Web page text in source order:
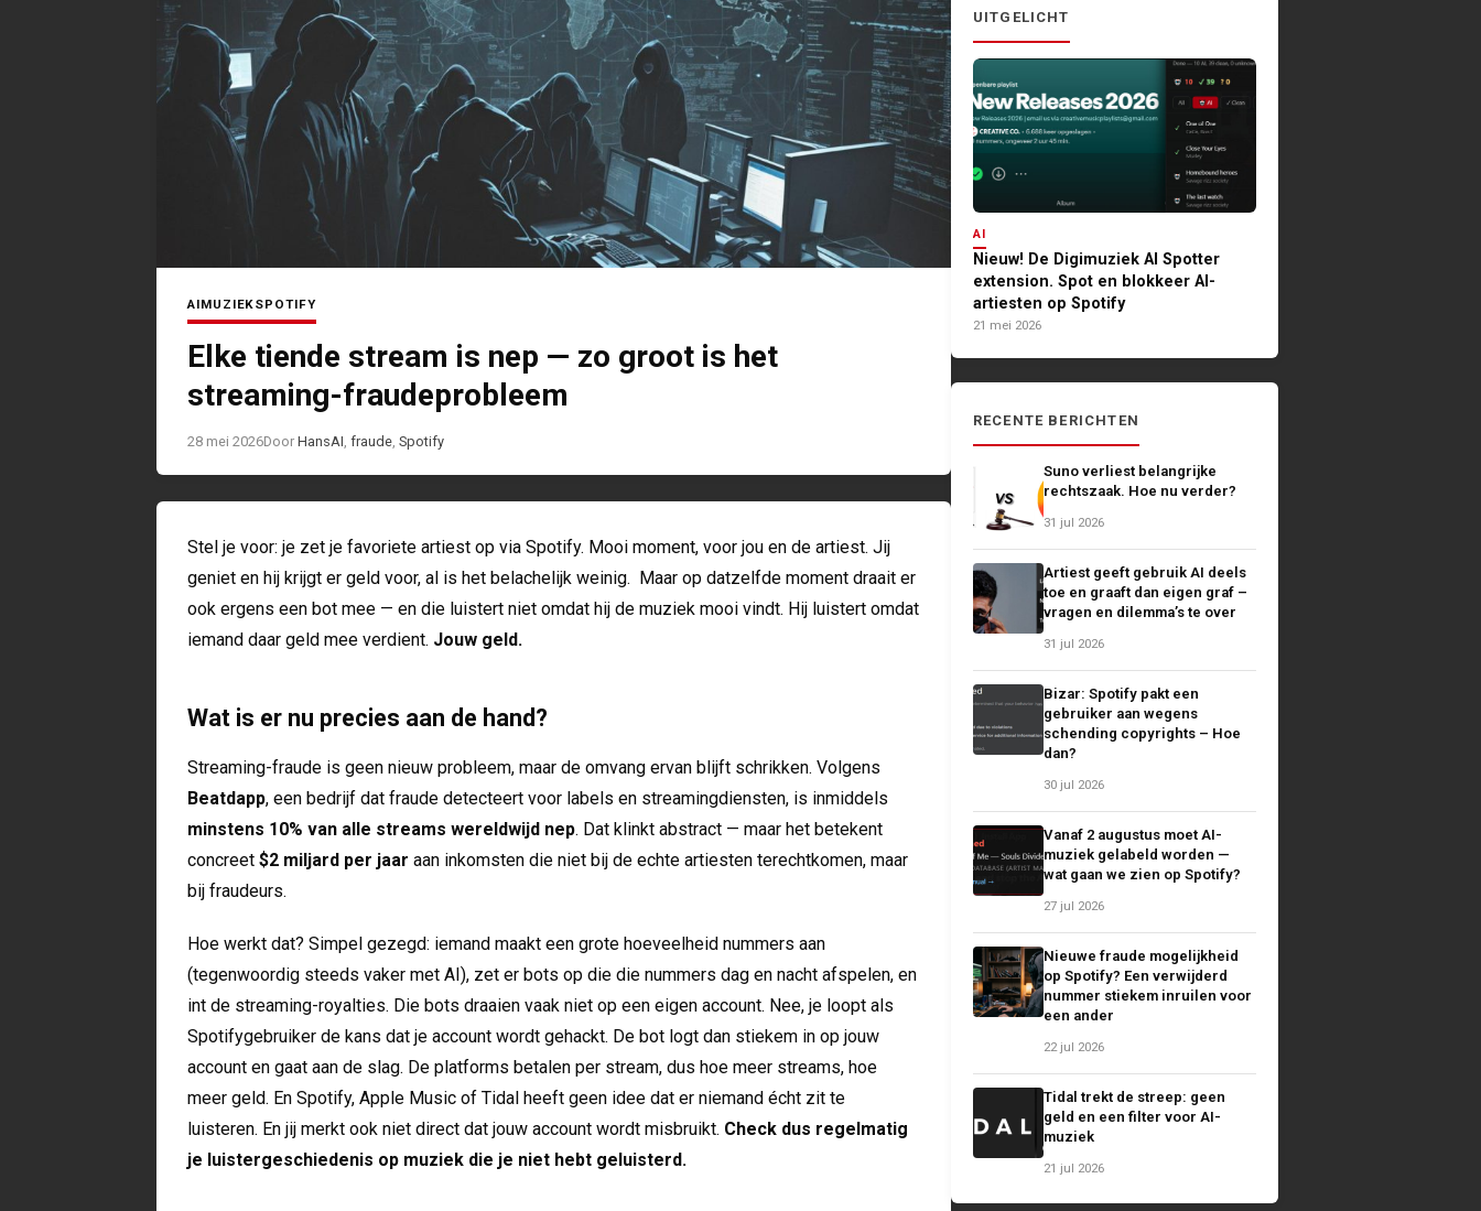
AIMUZIEKSPOTIFY
Elke tiende stream is nep — zo groot is het
streaming-fraudeprobleem
28 mei 2026Door HansAI fraude Spotify
Stel je voor: je zet je favoriete artiest op via Spotify. Mooi moment, voor jou en de artiest. Jij
geniet en hij krijgt er geld voor, al is het belachelijk weinig. Maar op datzelfde moment draait er
ook ergens een bot mee — en die luistert niet omdat hij de muziek mooi vindt. Hij luistert omdat
iemand daar geld mee verdient. Jouw geld.
Wat is er nu precies aan de hand?
Streaming-fraude is geen nieuw probleem, maar de omvang ervan blijft schrikken. Volgens
Beatdapp, een bedrijf dat fraude detecteert voor labels en streamingdiensten, is inmiddels
minstens 10% van alle streams wereldwijd nep. Dat klinkt abstract — maar het betekent
concreet $2 miljard per jaar aan inkomsten die niet bij de echte artiesten terechtkomen, maar
bij fraudeurs.
Hoe werkt dat? Simpel gezegd: iemand maakt een grote hoeveelheid nummers aan
(tegenwoordig steeds vaker met AI), zet er bots op die die nummers dag en nacht afspelen, en
int de streaming-royalties. Die bots draaien vaak niet op een eigen account. Nee, je loopt als
Spotifygebruiker de kans dat je account wordt gehackt. De bot logt dan stiekem in op jouw
account en gaat aan de slag. De platforms betalen per stream, dus hoe meer streams, hoe
meer geld. En Spotify, Apple Music of Tidal heeft geen idee dat er niemand écht zit te
luisteren. En jij merkt ook niet direct dat jouw account wordt misbruikt. Check dus regelmatig
je luistergeschiedenis op muziek die je niet hebt geluisterd.
UITGELICHT
AI
Nieuw! De Digimuziek AI Spotter
extension. Spot en blokkeer AI-
artiesten op Spotify
21 mei 2026
RECENTE BERICHTEN
Suno verliest belangrijke
rechtszaak. Hoe nu verder?
31 jul 2026
Artiest geeft gebruik AI deels
toe en graaft dan eigen graf –
vragen en dilemma’s te over
31 jul 2026
Bizar: Spotify pakt een
gebruiker aan wegens
schending copyrights – Hoe
dan?
30 jul 2026
Vanaf 2 augustus moet AI-
muziek gelabeld worden —
wat gaan we zien op Spotify?
27 jul 2026
Nieuwe fraude mogelijkheid
op Spotify? Een verwijderd
nummer stiekem inruilen voor
een ander
22 jul 2026
Tidal trekt de streep: geen
geld en een filter voor AI-
muziek
21 jul 2026